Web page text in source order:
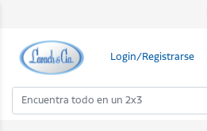
Login/Registrarse